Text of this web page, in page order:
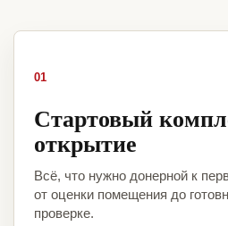
01
Стартовый
открытие
Всё, что нужно донерной к
от оценки помещения до
проверке.